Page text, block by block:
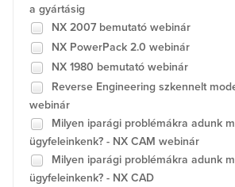
a gyártásig
NX 2007 bemutató webinár
NX PowerPack 2.0 webinár
NX 1980 bemutató webinár
Reverse Engineering szkennelt
webinár
Milyen iparági problémákra adunk
ügyfeleinkenk? - NX CAM webinár
Milyen iparági problémákra adunk
ügyfeleinkenk? - NX CAD